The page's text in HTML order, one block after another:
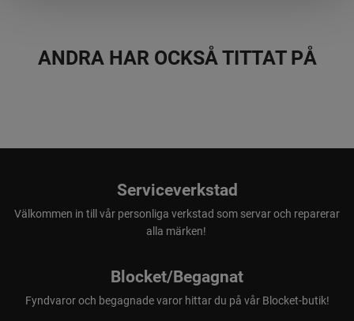
ANDRA HAR OCKSÅ TITTAT PÅ
Serviceverkstad
Välkommen in till vår personliga verkstad som servar och reparerar
alla märken!
Blocket/Begagnat
Fyndvaror och begagnade varor hittar du på vår Blocket-butik!